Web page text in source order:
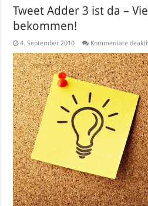
Tweet Adder 3 ist da –
bekommen!
4. September 2010 Kommentare